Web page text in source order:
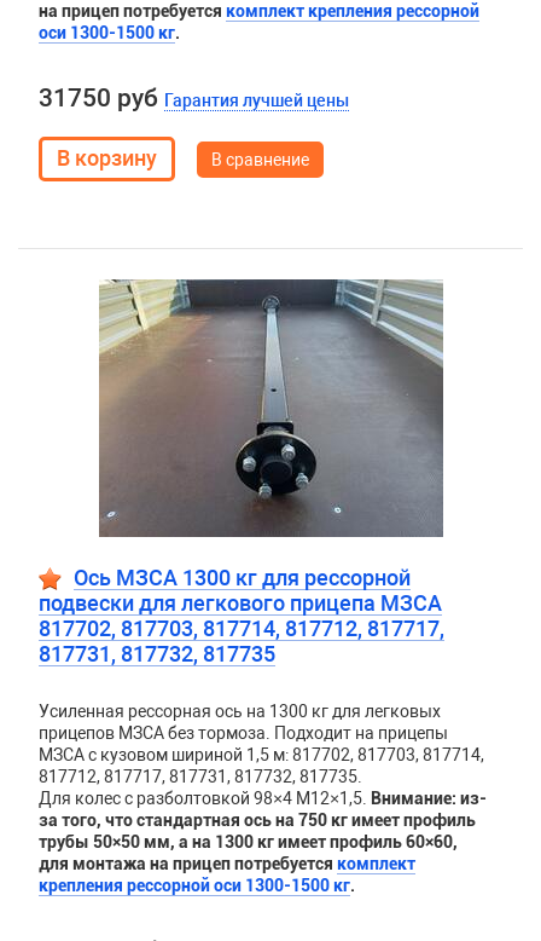
на прицеп потребуется комплект крепления рессорной
оси 1300-1500 кг.
31750 руб Гарантия лучшей цены
В сравнение
Ось МЗСА 1300 кг для рессорной
подвески для легкового прицепа МЗСА
817702, 817703, 817714, 817712, 817717,
817731, 817732, 817735
Усиленная рессорная ось на 1300 кг для легковых
прицепов МЗСА без тормоза. Подходит на прицепы
МЗСА с кузовом шириной 1,5 м: 817702, 817703, 817714,
817712, 817717, 817731, 817732, 817735.
Для колес с разболтовкой 98×4 М12×1,5.
Внимание: из-
за того, что стандартная ось на 750 кг имеет профиль
трубы 50×50 мм, а на 1300 кг имеет профиль 60×60,
для монтажа на прицеп потребуется комплект
крепления рессорной оси 1300-1500 кг.